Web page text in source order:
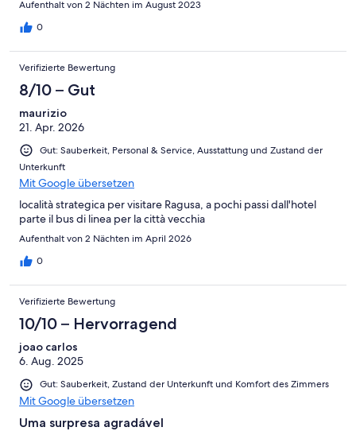
Aufenthalt von 2 Nächten im August 2023
0
Verifizierte Bewertung
8/10 – Gut
maurizio
21. Apr. 2026
Gut: Sauberkeit, Personal & Service, Ausstattung und Zustand der
Unterkunft
Mit Google übersetzen
località strategica per visitare Ragusa, a pochi passi dall'hotel
parte il bus di linea per la città vecchia
Aufenthalt von 2 Nächten im April 2026
0
Verifizierte Bewertung
10/10 – Hervorragend
joao carlos
6. Aug. 2025
Gut: Sauberkeit, Zustand der Unterkunft und Komfort des Zimmers
Mit Google übersetzen
Uma surpresa agradável